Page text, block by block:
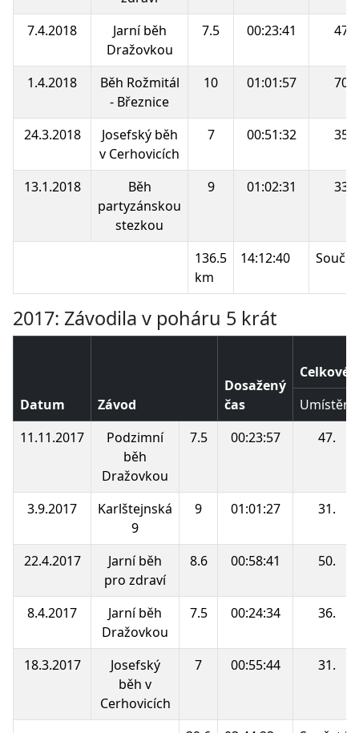
7.4.2018
Jarní běh
Dražovkou
7.5 00:23:41 47.
1.4.2018
Běh Rožmitál
- Březnice
10 01:01:57 70.
24.3.2018
Josefský běh
v Cerhovicích
7 00:51:32 35.
13.1.2018
Běh
partyzánskou
stezkou
9 01:02:31 33.
136.5
km
14:12:40
2017: Závodila v poháru 5 krát
Datum Závod
Dosažený
čas
Celkové
Umístění
11.11.2017
Podzimní
běh
Dražovkou
7.5 00:23:57 47.
3.9.2017
Karlštejnská
9
9 01:01:27 31.
22.4.2017
Jarní běh
pro zdraví
8.6 00:58:41 50.
8.4.2017
Jarní běh
Dražovkou
7.5 00:24:34 36.
18.3.2017
Josefský
běh v
Cerhovicích
7 00:55:44 31.